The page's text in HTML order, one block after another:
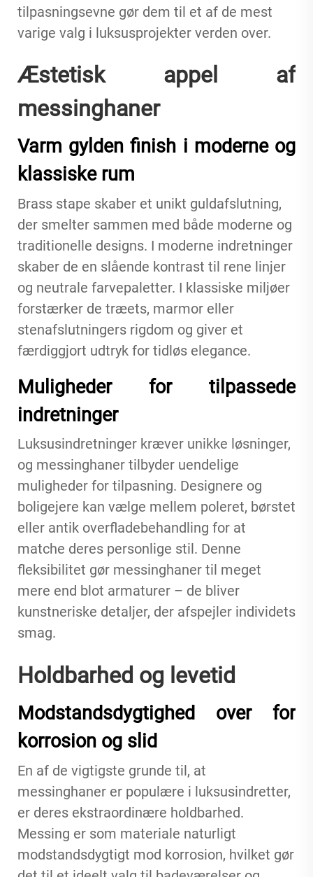
tilpasningsevne gør dem til et af de mest
varige valg i luksusprojekter verden over.
Æstetisk appel af
messinghaner
Varm gylden finish i moderne og
klassiske rum
Brass stape skaber et unikt guldafslutning,
der smelter sammen med både moderne og
traditionelle designs. I moderne indretninger
skaber de en slående kontrast til rene linjer
og neutrale farvepaletter. I klassiske miljøer
forstærker de træets, marmor eller
stenafslutningers rigdom og giver et
færdiggjort udtryk for tidløs elegance.
Muligheder for tilpassede
indretninger
Luksusindretninger kræver unikke løsninger,
og messinghaner tilbyder uendelige
muligheder for tilpasning. Designere og
boligejere kan vælge mellem poleret, børstet
eller antik overfladebehandling for at
matche deres personlige stil. Denne
fleksibilitet gør messinghaner til meget
mere end blot armaturer – de bliver
kunstneriske detaljer, der afspejler individets
smag.
Holdbarhed og levetid
Modstandsdygtighed over for
korrosion og slid
En af de vigtigste grunde til, at
messinghaner er populære i luksusindretter,
er deres ekstraordinære holdbarhed.
Messing er som materiale naturligt
modstandsdygtigt mod korrosion, hvilket gør